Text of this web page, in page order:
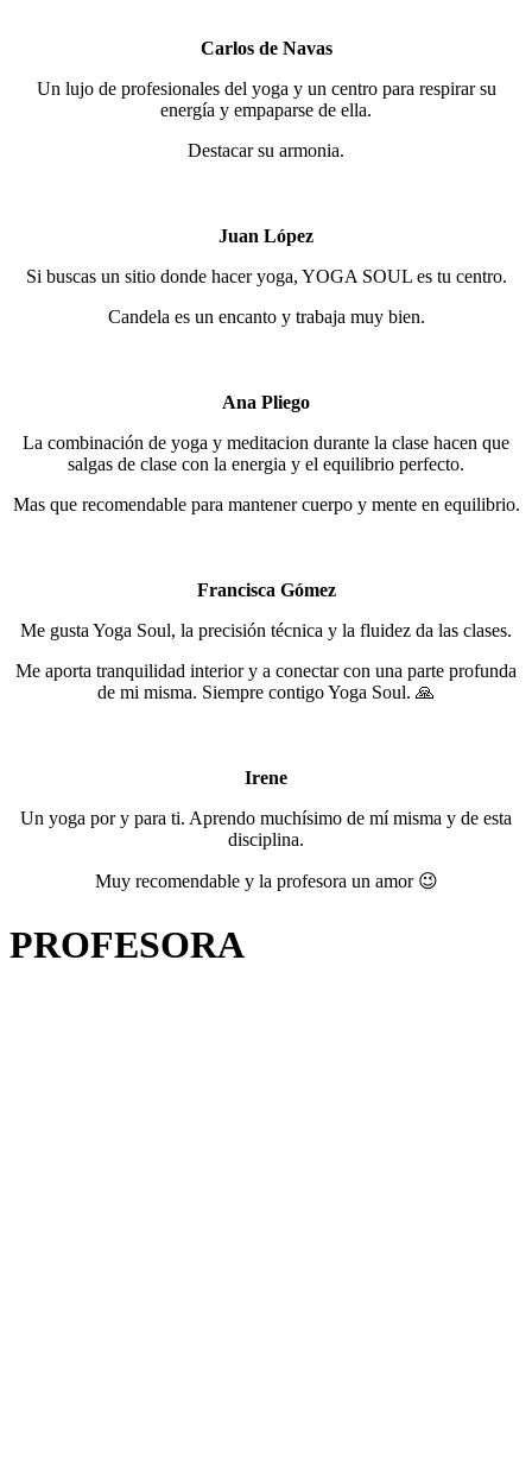
Carlos de Navas
Un lujo de profesionales del yoga y un centro para respirar su
energía y empaparse de ella.
Destacar su armonia.
Juan López
Si buscas un sitio donde hacer yoga, YOGA SOUL es tu centro.
Candela es un encanto y trabaja muy bien.
Ana Pliego
La combinación de yoga y meditacion durante la clase hacen que
salgas de clase con la energia y el equilibrio perfecto.
Mas que recomendable para mantener cuerpo y mente en equilibrio.
Francisca Gómez
Me gusta Yoga Soul, la precisión técnica y la fluidez da las clases.
Me aporta tranquilidad interior y a conectar con una parte profunda
de mi misma. Siempre contigo Yoga Soul. 🙏
Irene
Un yoga por y para ti. Aprendo muchísimo de mí misma y de esta
disciplina.
Muy recomendable y la profesora un amor 😉
PROFESORA